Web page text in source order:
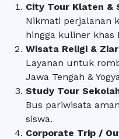
City Tour Klaten &
Nikmati perjalanan
hingga kuliner khas
Wisata Religi &
Layanan untuk
Jawa Tengah &
Study Tour
Bus pariwisata
siswa.
Corporate Trip /